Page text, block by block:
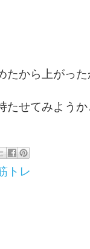
たから上がっ
たせてみよう
トレ